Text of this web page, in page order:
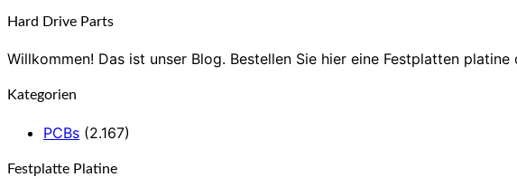
Hard Drive Parts
Willkommen! Das ist unser Blog. Bestellen Sie hier eine Festplatten platine
Kategorien
PCBs (2.167)
Festplatte Platine